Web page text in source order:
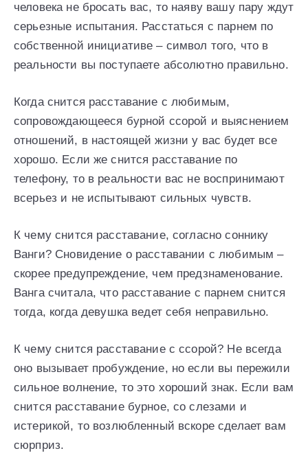
человека не бросать вас, то наяву вашу пару ждут
серьезные испытания. Расстаться с парнем по
собственной инициативе – символ того, что в
реальности вы поступаете абсолютно правильно.
Когда снится расставание с любимым,
сопровождающееся бурной ссорой и выяснением
отношений, в настоящей жизни у вас будет все
хорошо. Если же снится расставание по
телефону, то в реальности вас не воспринимают
всерьез и не испытывают сильных чувств.
К чему снится расставание, согласно соннику
Ванги? Сновидение о расставании с любимым –
скорее предупреждение, чем предзнаменование.
Ванга считала, что расставание с парнем снится
тогда, когда девушка ведет себя неправильно.
К чему снится расставание с ссорой? Не всегда
оно вызывает пробуждение, но если вы пережили
сильное волнение, то это хороший знак. Если вам
снится расставание бурное, со слезами и
истерикой, то возлюбленный вскоре сделает вам
сюрприз.